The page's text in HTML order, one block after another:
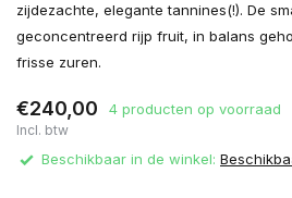
zijdezachte, elegante tannines(!). De
geconcentreerd rijp fruit, in balans
frisse zuren.
€240,00 4 producten op voorraad
Incl. btw
Beschikbaar in de winkel: